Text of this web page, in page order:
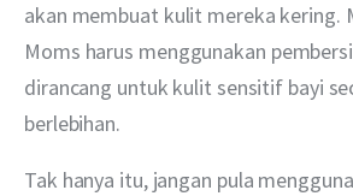
akan membuat kulit mereka kering.
Moms harus menggunakan
dirancang untuk kulit sensitif bayi
berlebihan.
Tak hanya itu, jangan pula